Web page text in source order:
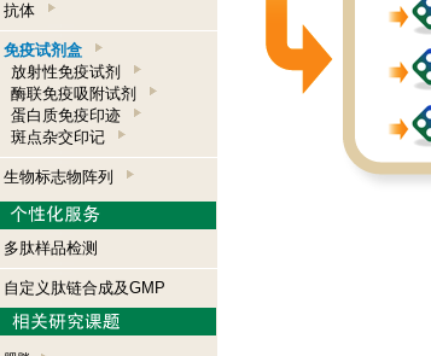
抗体
免疫试剂盒
放射性免疫试剂
酶联免疫吸附试剂
蛋白质免疫印迹
斑点杂交印记
生物标志物阵列
多肽样品检测
自定义肽链合成及GMP